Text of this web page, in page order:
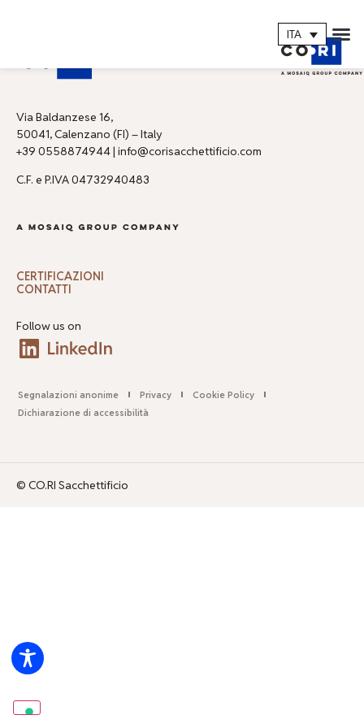
ITA
Via Baldanzese 16,
50041, Calenzano (FI) – Italy
+39 0558874944 | info@corisacchettificio.com
C.F. e P.IVA 04732940483
Follow us on​
CERTIFICAZIONI
CONTATTI
Segnalazioni anonime Privacy
Cookie Policy
Dichiarazione di accessibilità
© CO.RI Sacchettificio